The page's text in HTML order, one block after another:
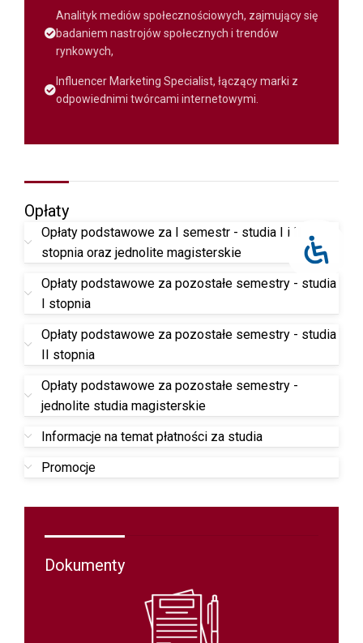
Analityk mediów społecznościowych, zajmujący się
badaniem nastrojów społecznych i trendów
rynkowych,
Influencer Marketing Specialist, łączący marki z
odpowiednimi twórcami internetowymi.
Opłaty
Opłaty podstawowe za I semestr - studia I i II
stopnia oraz jednolite magisterskie
Opłaty podstawowe za pozostałe semestry - studia
I stopnia
Opłaty podstawowe za pozostałe semestry - studia
II stopnia
Opłaty podstawowe za pozostałe semestry -
jednolite studia magisterskie
Informacje na temat płatności za studia
Promocje
Dokumenty